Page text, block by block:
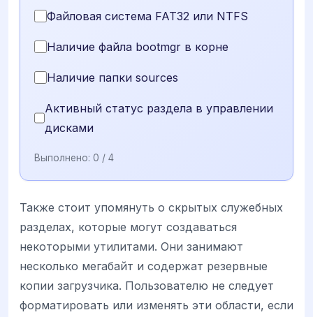
Файловая система FAT32 или NTFS
Наличие файла bootmgr в корне
Наличие папки sources
Активный статус раздела в управлении
дисками
Выполнено: 0 / 4
Также стоит упомянуть о скрытых служебных
разделах, которые могут создаваться
некоторыми утилитами. Они занимают
несколько мегабайт и содержат резервные
копии загрузчика. Пользователю не следует
форматировать или изменять эти области, если